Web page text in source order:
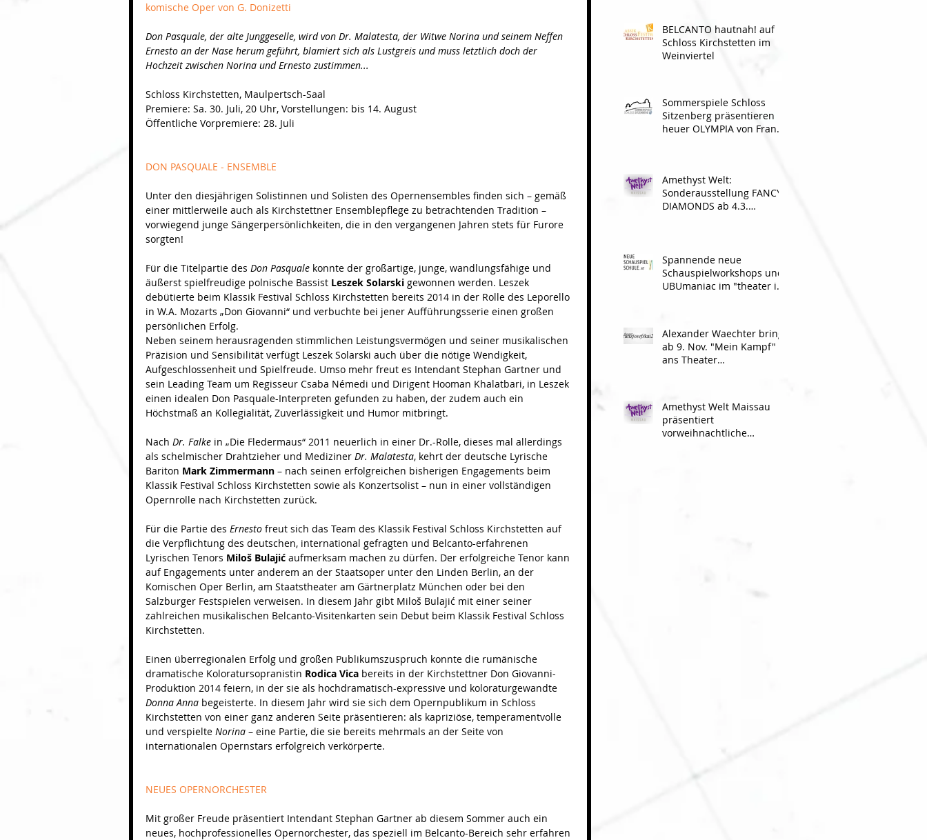
komische Oper von G. Donizetti
Don Pasquale, der alte Junggeselle, wird von Dr. Malatesta, der Witwe Norina und seinem Neffen
Ernesto an der Nase herum geführt, blamiert sich als Lustgreis und muss letztlich doch der
Hochzeit zwischen Norina und Ernesto zustimmen...
Schloss Kirchstetten, Maulpertsch-Saal
Premiere: Sa. 30. Juli, 20 Uhr, Vorstellungen: bis 14. August
Öffentliche Vorpremiere: 28. Juli
DON PASQUALE - ENSEMBLE
Unter den diesjährigen Solistinnen und Solisten des Opernensembles finden sich – gemäß
einer mittlerweile auch als Kirchstettner Ensemblepflege zu betrachtenden Tradition –
vorwiegend junge Sängerpersönlichkeiten, die in den vergangenen Jahren stets für Furore
sorgten!
Für die Titelpartie des Don Pasquale konnte der großartige, junge, wandlungsfähige und
äußerst spielfreudige polnische Bassist Leszek Solarski gewonnen werden. Leszek
debütierte beim Klassik Festival Schloss Kirchstetten bereits 2014 in der Rolle des Leporello
in W.A. Mozarts „Don Giovanni“ und verbuchte bei jener Aufführungsserie einen großen
persönlichen Erfolg.
Neben seinem herausragenden stimmlichen Leistungsvermögen und seiner musikalischen
Präzision und Sensibilität verfügt Leszek Solarski auch über die nötige Wendigkeit,
Aufgeschlossenheit und Spielfreude. Umso mehr freut es Intendant Stephan Gartner und
sein Leading Team um Regisseur Csaba Némedi und Dirigent Hooman Khalatbari, in Leszek
einen idealen Don Pasquale-Interpreten gefunden zu haben, der zudem auch ein
Höchstmaß an Kollegialität, Zuverlässigkeit und Humor mitbringt.
Nach Dr. Falke in „Die Fledermaus“ 2011 neuerlich in einer Dr.-Rolle, dieses mal allerdings
als schelmischer Drahtzieher und Mediziner Dr. Malatesta, kehrt der deutsche Lyrische
Bariton Mark Zimmermann – nach seinen erfolgreichen bisherigen Engagements beim
Klassik Festival Schloss Kirchstetten sowie als Konzertsolist – nun in einer vollständigen
Opernrolle nach Kirchstetten zurück.
Für die Partie des Ernesto freut sich das Team des Klassik Festival Schloss Kirchstetten auf
die Verpflichtung des deutschen, international gefragten und Belcanto-erfahrenen
Lyrischen Tenors Miloš Bulajić aufmerksam machen zu dürfen. Der erfolgreiche Tenor kann
auf Engagements unter anderem an der Staatsoper unter den Linden Berlin, an der
Komischen Oper Berlin, am Staatstheater am Gärtnerplatz München oder bei den
Salzburger Festspielen verweisen. In diesem Jahr gibt Miloš Bulajić mit einer seiner
zahlreichen musikalischen Belcanto-Visitenkarten sein Debut beim Klassik Festival Schloss
Kirchstetten.
Einen überregionalen Erfolg und großen Publikumszuspruch konnte die rumänische
dramatische Koloratursopranistin Rodica Vica bereits in der Kirchstettner Don Giovanni-
Produktion 2014 feiern, in der sie als hochdramatisch-expressive und koloraturgewandte
Donna Anna begeisterte. In diesem Jahr wird sie sich dem Opernpublikum in Schloss
Kirchstetten von einer ganz anderen Seite präsentieren: als kapriziöse, temperamentvolle
und verspielte Norina – eine Partie, die sie bereits mehrmals an der Seite von
internationalen Opernstars erfolgreich verkörperte.
NEUES OPERNORCHESTER
Mit großer Freude präsentiert Intendant Stephan Gartner ab diesem Sommer auch ein
neues, hochprofessionelles Opernorchester, das speziell im Belcanto-Bereich sehr erfahren
BELCANTO hautnah! auf
Schloss Kirchstetten im
Weinviertel
Sommerspiele Schloss
Sitzenberg präsentieren
heuer OLYMPIA von Franz
Amethyst Welt:
Sonderausstellung FANCY
DIAMONDS ab 4.3.
Spannende neue
Schauspielworkshops und
UBUmaniac im "theater im
Alexander Waechter bringt
ab 9. Nov. "Mein Kampf"
ans Theater
Amethyst Welt Maissau
präsentiert
vorweihnachtliche